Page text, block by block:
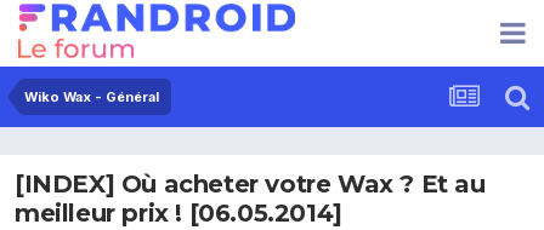
Wiko Wax - Général
[INDEX] Où acheter votre Wax ? Et au
meilleur prix ! [06.05.2014]